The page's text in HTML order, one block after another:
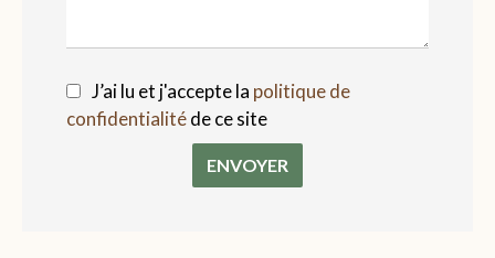
J’ai lu et j'accepte la politique de
confidentialitéde ce site
ENVOYER